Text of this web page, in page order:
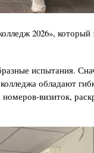
2026»,
испытания.
обладают
визиток,